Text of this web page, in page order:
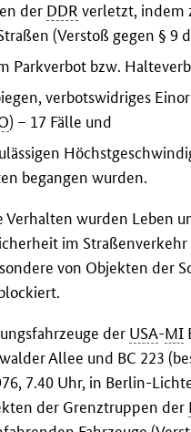
der DDR verletzt, indem
(Verstoß gegen § 9
Parkverbot bzw.
verbotswidriges
) – 17 Fälle und
begangen wurden.
Verhalten wurden Leben
im
von Objekten der
der USA-MI
Allee und BC 223
7.40 Uhr, in Berlin-
der Grenztruppen der